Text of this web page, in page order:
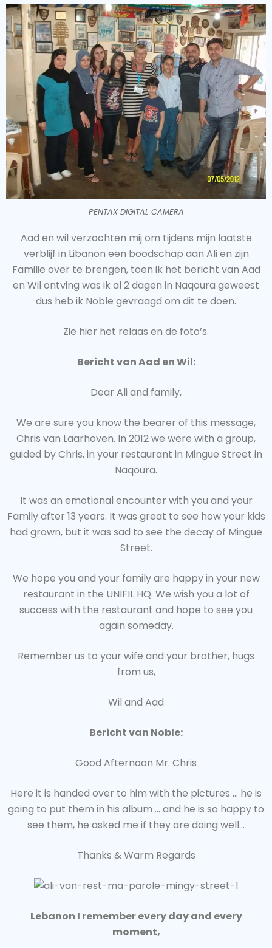
PENTAX DIGITAL CAMERA
Aad en wil verzochten mij om tijdens mijn laatste
verblijf in Libanon een boodschap aan Ali en zijn
Familie over te brengen, toen ik het bericht van Aad
en Wil ontving was ik al 2 dagen in Naqoura geweest
dus heb ik Noble gevraagd om dit te doen.
Zie hier het relaas en de foto’s.
Bericht van Aad en Wil:
Dear Ali and family,
We are sure you know the bearer of this message,
Chris van Laarhoven. In 2012 we were with a group,
guided by Chris, in your restaurant in Mingue Street in
Naqoura.
It was an emotional encounter with you and your
Family after 13 years. It was great to see how your kids
had grown, but it was sad to see the decay of Mingue
Street.
We hope you and your family are happy in your new
restaurant in the UNIFIL HQ. We wish you a lot of
success with the restaurant and hope to see you
again someday.
Remember us to your wife and your brother, hugs
from us,
Wil and Aad
Bericht van Noble:
Good Afternoon Mr. Chris
Here it is handed over to him with the pictures … he is
going to put them in his album … and he is so happy to
see them, he asked me if they are doing well…
Thanks & Warm Regards
Lebanon I remember every day and every
moment,